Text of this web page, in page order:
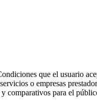
que el usuario
o empresas
para el